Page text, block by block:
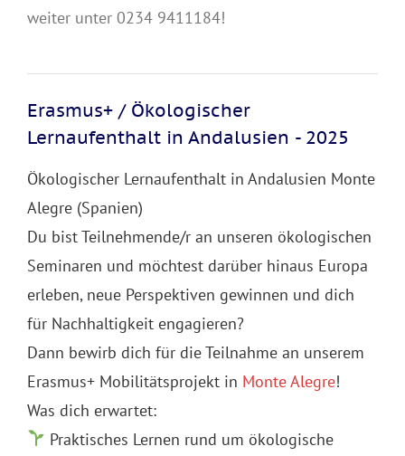
weiter unter 0234 9411184!
Erasmus+ / Ökologischer
Lernaufenthalt in Andalusien - 2025
Ökologischer Lernaufenthalt in Andalusien Monte
Alegre (Spanien)
Du bist Teilnehmende/r an unseren ökologischen
Seminaren und möchtest darüber hinaus Europa
erleben, neue Perspektiven gewinnen und dich
für Nachhaltigkeit engagieren?
Dann bewirb dich für die Teilnahme an unserem
Erasmus+ Mobilitätsprojekt in Monte Alegre!
Was dich erwartet:
Praktisches Lernen rund um ökologische